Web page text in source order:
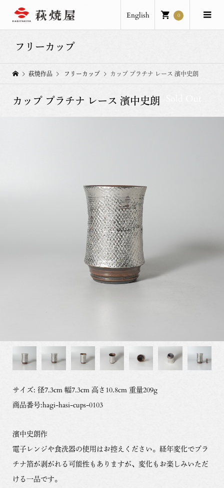
English 0
フリーカップ
萩焼作品 フリーカップ カップ プラチナ レース 濱中史朗
カップ プラチナ レース 濱中史朗
サイズ: 径7.3cm 幅7.3cm 高さ10.8cm 重量209g
商品番号:hagi-hasi-cups-0103
濱中史朗作
電子レンジや食洗器の使用はお控えください。経年変化でプラ
チナ箔が剥がれる可能性もありますが、変化もお楽しみいただ
ける一品です。